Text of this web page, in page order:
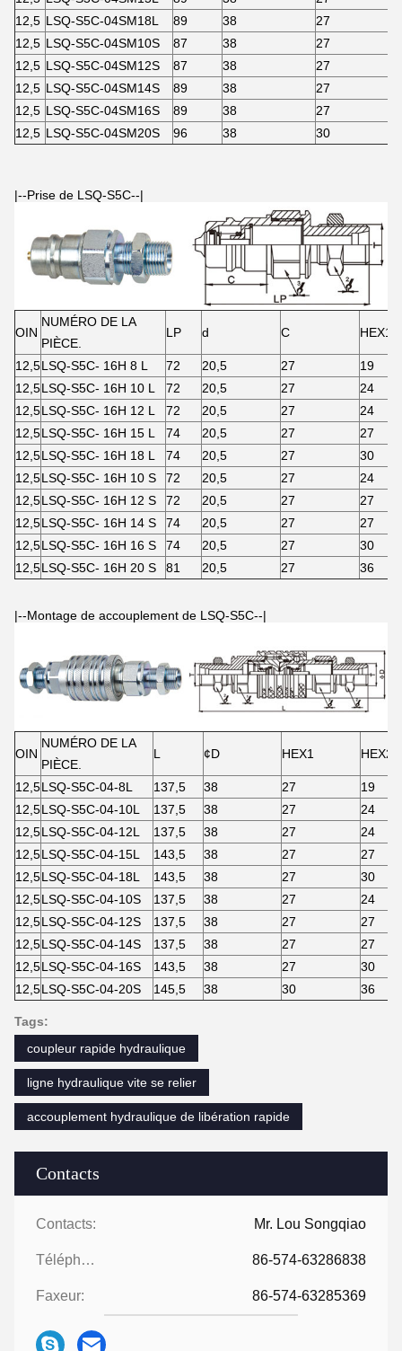
Contacts
Contacts: Mr. Lou Songqiao
Téléphone: 86-574-63286838
Faxeur: 86-574-63285369
12,5 LSQ-S5C-04SM18L 89 38
27
12,5 LSQ-S5C-04SM10S 87 38
27
12,5 LSQ-S5C-04SM12S 87 38
27
12,5 LSQ-S5C-04SM14S 89 38
27
12,5 LSQ-S5C-04SM16S 89 38
27
12,5 LSQ-S5C-04SM20S 96 38 30
|--Prise de LSQ-S5C--|
OIN
NUMÉRO DE LA
PIÈCE.
LP d C HEX1
12,5LSQ-S5C- 16H 8 L 72 20,5 27
19
12,5LSQ-S5C- 16H 10 L 72 20,5 27
24
12,5LSQ-S5C- 16H 12 L 72 20,5 27
24
12,5LSQ-S5C- 16H 15 L 74 20,5 27
27
12,5LSQ-S5C- 16H 18 L 74 20,5 27
30
12,5LSQ-S5C- 16H 10 S 72 20,5 27
24
12,5LSQ-S5C- 16H 12 S 72 20,5 27
27
12,5LSQ-S5C- 16H 14 S 74 20,5 27
27
12,5LSQ-S5C- 16H 16 S 74 20,5 27
30
12,5LSQ-S5C- 16H 20 S 81 20,5 27 36
|--Montage de accouplement de LSQ-S5C--|
OIN
NUMÉRO DE LA
PIÈCE.
L ¢D HEX1 HEX2
12,5LSQ-S5C-04-8L 137,5 38 27
19
12,5LSQ-S5C-04-10L 137,5 38 27
24
12,5LSQ-S5C-04-12L 137,5 38 27
24
12,5LSQ-S5C-04-15L 143,5 38 27
27
12,5LSQ-S5C-04-18L 143,5 38 27
30
12,5LSQ-S5C-04-10S 137,5 38 27
24
12,5LSQ-S5C-04-12S 137,5 38 27
27
12,5LSQ-S5C-04-14S 137,5 38 27
27
12,5LSQ-S5C-04-16S 143,5 38 27
30
12,5LSQ-S5C-04-20S 145,5 38 30 36
Tags:
coupleur rapide hydraulique
ligne hydraulique vite se relier
accouplement hydraulique de libération rapide